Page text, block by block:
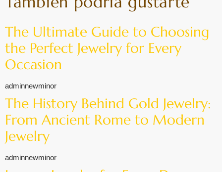
The Ultimate Guide to Choosing
the Perfect Jewelry for Every
Occasion
adminnewminor
The History Behind Gold Jewelry:
From Ancient Rome to Modern
Jewelry
adminnewminor